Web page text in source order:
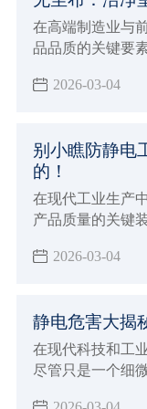
在高端制造业与
品品质的关键要
2026-03-04
别小瞧防静电
的！
在现代工业生产
产品质量的关键
2026-03-04
静电危害大揭
在现代科技和工
尽管只是一个细